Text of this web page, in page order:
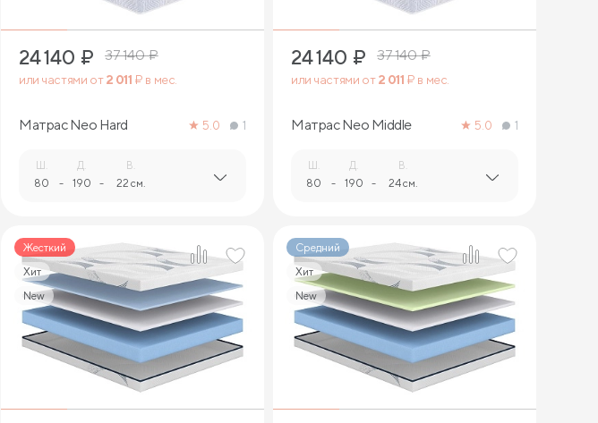
24 140 ₽ 37 140₽
или частями от2 011 ₽ в мес.
Матрас Neo Hard 5.0 1
Ш.
80 -
Д.
190 -
В.
22 см.
24 140 ₽ 37 140₽
или частями от2 011 ₽ в мес.
Матрас Neo Middle 5.0 1
Ш.
80 -
Д.
190 -
В.
24 см.
Жесткий
Хит
New
2
Средний
Хит
New
2